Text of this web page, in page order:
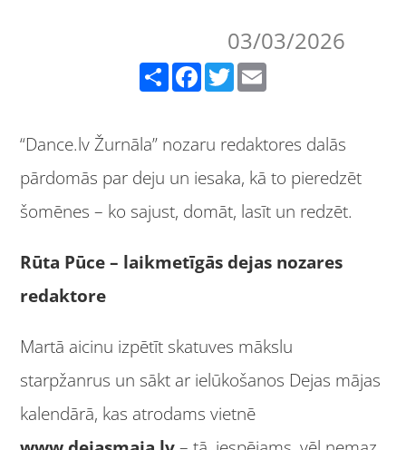
03/03/2026
Facebook Twitter
“Dance.lv Žurnāla” nozaru redaktores dalās
pārdomās par deju un iesaka, kā to pieredzēt
šomēnes – ko sajust, domāt, lasīt un redzēt.
Rūta Pūce – laikmetīgās dejas nozares
redaktore
Martā aicinu izpētīt skatuves mākslu
starpžanrus un sākt ar ielūkošanos Dejas mājas
kalendārā, kas atrodams vietnē